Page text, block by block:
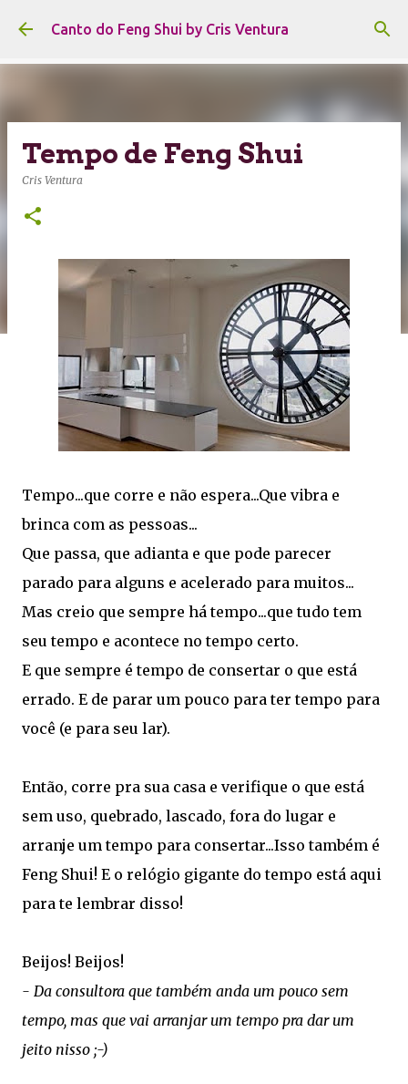
Pular para o conteúdo principal
Canto do Feng Shui by Cris Ventura
Tempo de Feng Shui
Cris Ventura
Tempo...que corre e não espera...Que vibra e
brinca com as pessoas...
Que passa, que adianta e que pode parecer
parado para alguns e acelerado para muitos...
Mas creio que sempre há tempo...que tudo tem
seu tempo e acontece no tempo certo.
E que sempre é tempo de consertar o que está
errado. E de parar um pouco para ter tempo para
você (e para seu lar).
Então, corre pra sua casa e verifique o que está
sem uso, quebrado, lascado, fora do lugar e
arranje um tempo para consertar...Isso também é
Feng Shui! E o relógio gigante do tempo está aqui
para te lembrar disso!
Beijos! Beijos!
- Da consultora que também anda um pouco sem
tempo, mas que vai arranjar um tempo pra dar um
jeito nisso ;-)